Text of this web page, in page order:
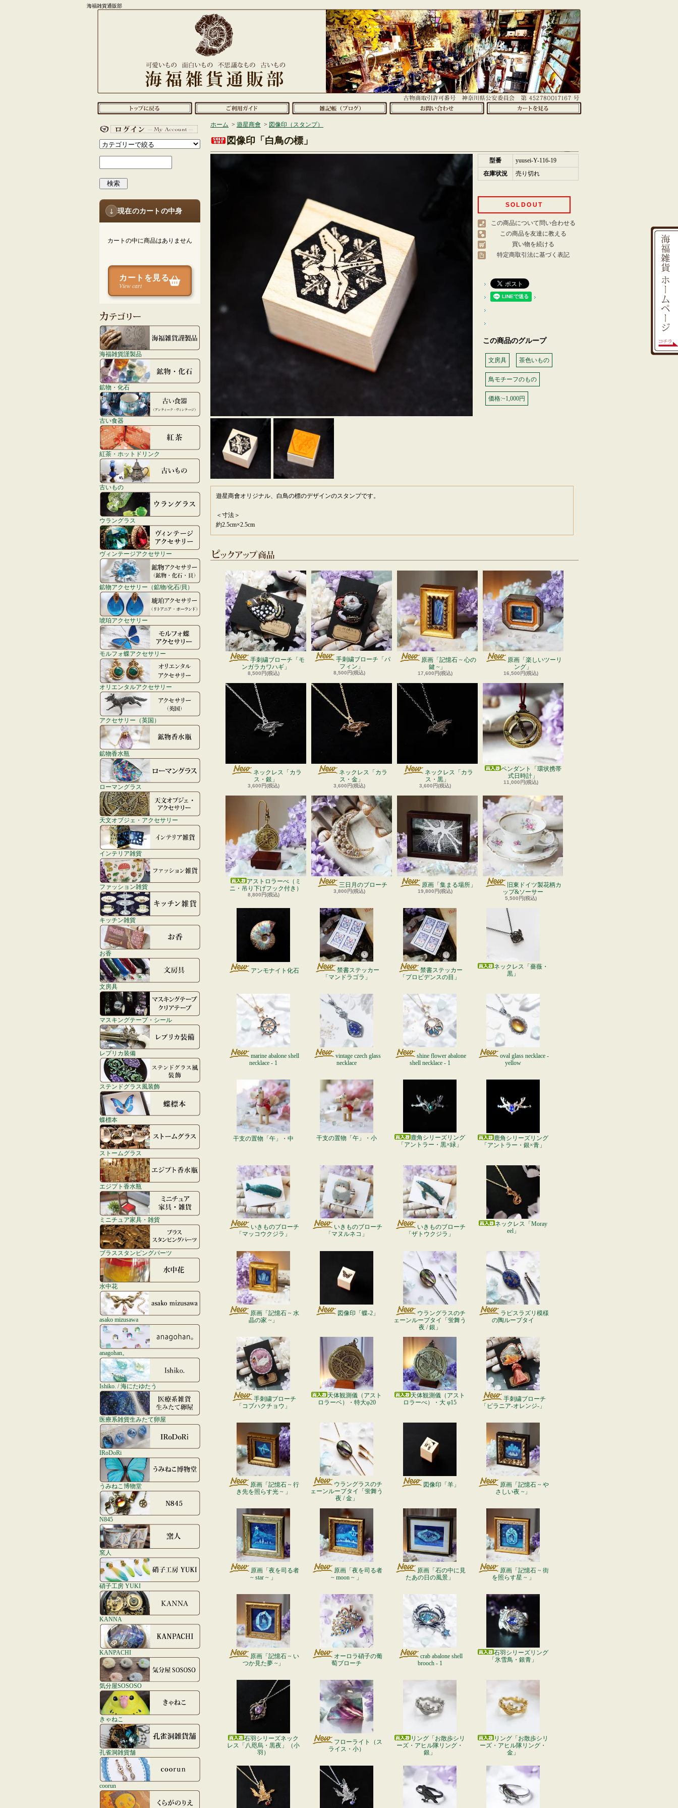
海福雑貨通販部
検索
↓ 現在のカートの中身
カートの中に商品はありません
カートを見る
View cart
海福雑貨謹製品
鉱物・化石
古い食器
紅茶・ホットドリンク
古いもの
ウラングラス
ヴィンテージアクセサリー
鉱物アクセサリー（鉱物/化石/貝）
琥珀アクセサリー
モルフォ蝶アクセサリー
オリエンタルアクセサリー
アクセサリー（英国）
鉱物香水瓶
ローマングラス
天文オブジェ・アクセサリー
インテリア雑貨
ファッション雑貨
キッチン雑貨
お香
文房具
マスキングテープ・シール
レプリカ装備
ステンドグラス風装飾
蝶標本
ストームグラス
エジプト香水瓶
ミニチュア家具・雑貨
ブラススタンピングパーツ
水中花
asako mizusawa
anagohan。
Ishiko. / 海にたゆたう
医療系雑貨生みたて卵屋
IRoDoRi
うみねこ博物堂
N845
窯人
硝子工房 YUKI
KANNA
KANPACHI
気分屋SOSOSO
きゃねこ
孔雀洞雑貨舗
coorun
ホーム > 遊星商會 > 図像印（スタンプ）
図像印「白鳥の標」
型番
yuusei-Y-116-19
在庫状況
売り切れ
SOLDOUT
この商品について問い合わせる
この商品を友達に教える
買い物を続ける
特定商取引法に基づく表記
この商品のグループ
文房具 茶色いもの
鳥モチーフのもの
価格:~1,000円
遊星商會オリジナル、白鳥の標のデザインのスタンプです。
＜寸法＞
約2.5cm×2.5cm
手刺繍ブローチ「モ
ンガラカワハギ」
8,500円(税込)
手刺繍ブローチ「パ
フィン」
8,500円(税込)
原画「記憶石 ~ 心の
鍵 ~」
17,600円(税込)
原画「楽しいツーリ
ング」
16,500円(税込)
ネックレス「カラ
ス・銀」
3,600円(税込)
ネックレス「カラ
ス・金」
3,600円(税込)
ネックレス「カラ
ス・黒」
3,600円(税込)
ペンダント「環状携帯
式日時計」
11,000円(税込)
アストロラーべ（ミ
ニ・吊り下げフック付き）
8,800円(税込)
三日月のブローチ
3,800円(税込)
原画「集まる場所」
19,800円(税込)
旧東ドイツ製花柄カ
ップ&ソーサー
5,500円(税込)
アンモナイト化石
禁書ステッカー
「マンドラゴラ」
禁書ステッカー
「プロビデンスの目」
ネックレス「薔薇・
黒」
marine abalone shell
necklace - 1
vintage czech glass
necklace
shine flower abalone
shell necklace - 1
oval glass necklace -
yellow
干支の置物「午」・中 干支の置物「午」・小
鹿角シリーズリング
「アントラー・黒×緑」
鹿角シリーズリング
「アントラー・銀×青」
いきものブローチ
「マッコウクジラ」
いきものブローチ
「マヌルネコ」
いきものブローチ
「ザトウクジラ」
ネックレス「Moray
eel」
原画「記憶石 ~ 水
晶の家 ~」
図像印「蝶-2」
ウラングラスのチ
ェーンループタイ「蛍舞う
夜 / 銀」
ラピスラズリ模様
の陶ループタイ
手刺繍ブローチ
「コブハクチョウ」
天体観測儀（アスト
ロラーベ）・特大φ20
天体観測儀（アスト
ロラーべ）・大 φ15
手刺繍ブローチ
「ピラニア-オレンジ-」
原画「記憶石 ~ 行
き先を照らす光 ~ 」
ウラングラスのチ
ェーンループタイ「蛍舞う
夜 / 金」
図像印「羊」
原画「記憶石 ~ や
さしい夜 ~」
原画「夜を司る者
~ star ~ 」
原画「夜を司る者
~ moon ~ 」
原画「石の中に見
たあの日の風景」
原画「記憶石 ~ 街
を照らす星 ~ 」
原画「記憶石 ~ い
つか見た夢 ~」
オーロラ硝子の葡
萄ブローチ
crab abalone shell
brooch - 1
石羽シリーズリング
「氷雪鳥・銀青」
石羽シリーズネック
レス「八咫烏・黒夜」（小
羽）
フローライト（ス
ライス・小）
リング「お散歩シリ
ーズ・アヒル隊リング・
銀」
リング「お散歩シリ
ーズ・アヒル隊リング・
金」